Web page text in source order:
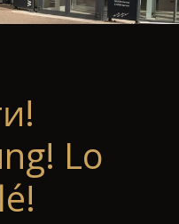
Lo